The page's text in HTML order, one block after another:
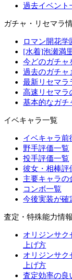
過去イベント
ガチャ・リセマラ
ロマン開花学
[水着]泡瀬満
今どのガチャ
過去のガチャ
最新リセマラ
高速リセマラ
基本的なガチ
イベキャラ一覧
イベキャラ前
野手評価一覧
投手評価一覧
彼女・相棒評
主要キャラの
コンボ一覧
今後実装が確
査定・特殊能力情報
オリジンサク
上げ方
オリジンサク
上げ方
査定効率の良